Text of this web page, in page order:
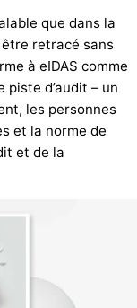
que dans la
être retracé sans
à eIDAS comme
d’audit – un
les personnes
et la norme de
et de la